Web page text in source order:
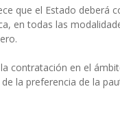
que el Estado deberá
en todas las
contratación en el
la preferencia de la